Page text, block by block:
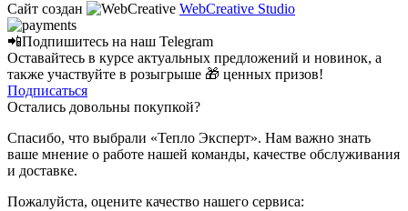
Сайт создан
WebCreative Studio
📲Подпишитесь на наш Telegram
Оставайтесь в курсе актуальных предложений и новинок, а
также участвуйте в розыгрыше 🎁 ценных призов!
Подписаться
Остались довольны покупкой?
Спасибо, что выбрали «Тепло Эксперт». Нам важно знать
ваше мнение о работе нашей команды, качестве обслуживания
и доставке.
Пожалуйста, оцените качество нашего сервиса: